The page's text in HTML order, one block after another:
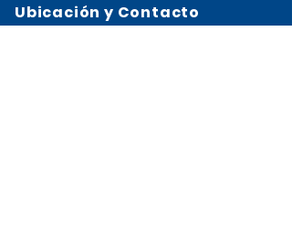
Ubicación y Contacto